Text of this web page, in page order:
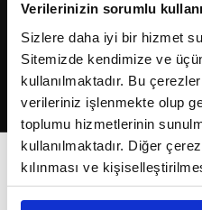
Verilerinizin sorumlu
Sizlere daha iyi bir hizmet
Sitemizde kendimize ve
kullanılmaktadır. Bu
verileriniz işlenmekte olup
toplumu hizmetlerinin
kullanılmaktadır. Diğer
kılınması ve
reklam/pazarlama
2026Fikriyat. Tüm hakları